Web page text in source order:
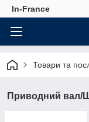
In-France
Товари та
Приводний вал/